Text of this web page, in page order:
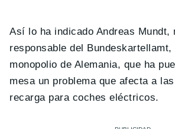
Así lo ha indicado Andreas Mundt,
responsable del
monopolio de Alemania, que ha
mesa un problema que afecta a
recarga para coches eléctricos.